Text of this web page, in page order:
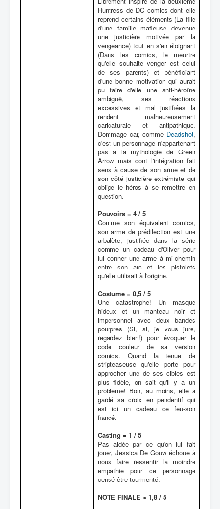
Huntress de DC comics dont elle
reprend certains éléments (La fille
d'une famille mafieuse devenue
une justicière motivée par la
vengeance) tout en s'en éloignant
(Dans les comics, le meurtre
qu'elle souhaite venger est celui
de ses parents) et bénéficiant
d'une bonne motivation qui aurait
pu faire d'elle une anti-héroïne
ambiguë, ses réactions
excessives et mal justifiées la
rendent malheureusement
caricaturale et antipathique.
Dommage car, comme Deadshot,
c'est un personnage n'appartenant
pas à la mythologie de Green
Arrow mais dont l'intégration fait
sens à cause de son arme et de
son côté justicière extrémiste qui
oblige le héros à se remettre en
question.
Pouvoirs = 4 / 5
Comme son équivalent comics,
son arme de prédilection est une
arbalète, justifiée dans la série
comme un cadeau d'Oliver pour
lui donner une arme à mi-chemin
entre son arc et les pistolets
qu'elle utilisait à l'origine.
Costume = 0,5 / 5
Une catastrophe! Un masque
hideux et un manteau noir et
impersonnel avec deux bandes
pourpres (Si, si, je vous jure,
regardez bien!) pour évoquer le
code couleur de sa version
comics. Quand la tenue de
stripteaseuse qu'elle porte pour
approcher une de ses cibles est
plus fidèle, on sait qu'il y a un
problème! Bon, au moins, elle a
gardé sa croix en pendentif qui
est ici un cadeau de feu-son
fiancé.
Casting = 1 / 5
Pas aidée par ce qu'on lui fait
jouer, Jessica De Gouw échoue à
nous faire ressentir la moindre
empathie pour ce personnage
censé être tourmenté.
NOTE FINALE ≈ 1,8 / 5